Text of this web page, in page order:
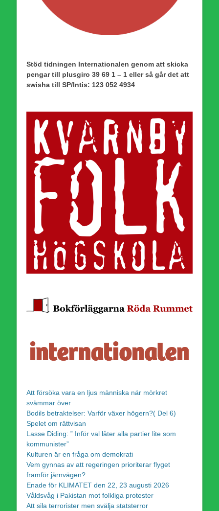
Stöd tidningen Internationalen genom att skicka
pengar till plusgiro 39 69 1 – 1 eller så går det att
swisha till SP/Intis: 123 052 4934
Att försöka vara en ljus människa när mörkret
svämmar över
Bodils betraktelser: Varför växer högern?( Del 6)
Spelet om rättvisan
Lasse Diding: ” Inför val låter alla partier lite som
kommunister”
Kulturen är en fråga om demokrati
Vem gynnas av att regeringen prioriterar flyget
framför järnvägen?
Enade för KLIMATET den 22, 23 augusti 2026
Våldsvåg i Pakistan mot folkliga protester
Att sila terrorister men svälja statsterror